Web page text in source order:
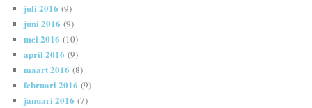
juli 2016 (9)
juni 2016 (9)
mei 2016 (10)
april 2016 (9)
maart 2016 (8)
februari 2016 (9)
januari 2016 (7)